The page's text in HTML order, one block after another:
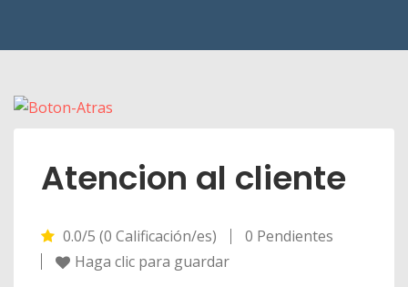
Atencion al cliente
0.0/5 (0 Calificación/es)
0 Pendientes
Haga clic para guardar